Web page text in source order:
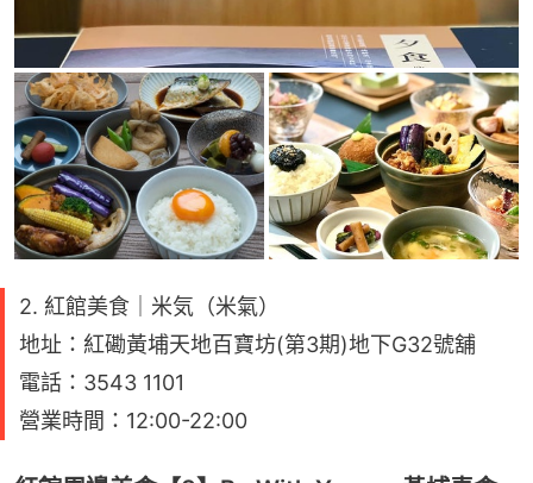
2. 紅館美食｜米気（米氣）
地址：紅磡黃埔天地百寶坊(第3期)地下G32號舖
電話：3543 1101
營業時間：12:00-22:00